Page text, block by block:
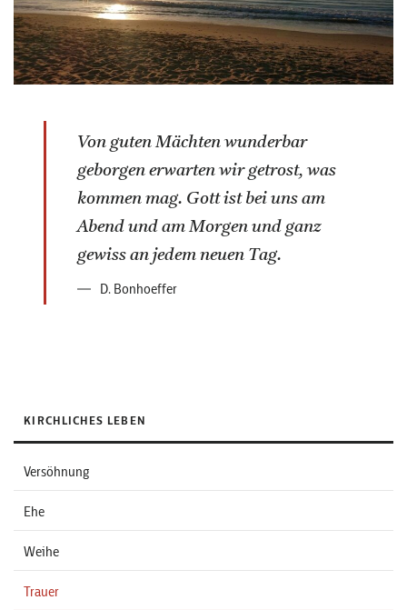
Von guten Mächten wunderbar
geborgen erwarten wir getrost, was
kommen mag. Gott ist bei uns am
Abend und am Morgen und ganz
gewiss an jedem neuen Tag.
D. Bonhoeffer
KIRCHLICHES LEBEN
Versöhnung
Ehe
Weihe
Trauer